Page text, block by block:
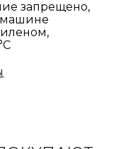
запрещено,
машине